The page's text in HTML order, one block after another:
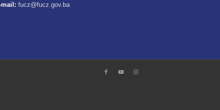
mail: fucz@fucz.gov.ba